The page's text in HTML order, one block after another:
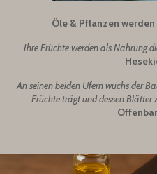
Öle & Pflanzen
Ihre Früchte werden als Nahrung
An seinen beiden Ufern wuchs der
Früchte trägt und dessen Blätter